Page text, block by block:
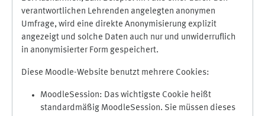
verantwortlichen Lehrenden angelegten anonymen
Umfrage, wird eine direkte Anonymisierung explizit
angezeigt und solche Daten auch nur und unwiderruflich
in anonymisierter Form gespeichert.
Diese Moodle-Website benutzt mehrere Cookies:
MoodleSession: Das wichtigste Cookie heißt
standardmäßig MoodleSession. Sie müssen dieses